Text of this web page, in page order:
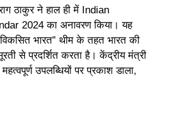
ठाकुर ने हाल ही में Indian
2024 का अनावरण किया। यह
भारत” थीम के तहत भारत की
से प्रदर्शित करता है। केंद्रीय मंत्री
उपलब्धियों पर प्रकाश डाला,